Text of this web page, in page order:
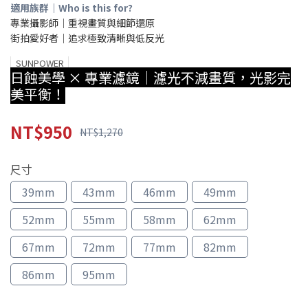
適用族群｜Who is this for?
專業攝影師｜重視畫質與細節還原
街拍愛好者｜追求極致清晰與低反光
SUNPOWER
日蝕美學 × 專業濾鏡｜濾光不減畫質，光影完
美平衡！
NT$950 NT$1,270
尺寸
39mm
43mm 46mm
49mm
52mm
55mm 58mm
62mm
67mm
72mm 77mm
82mm
86mm
95mm